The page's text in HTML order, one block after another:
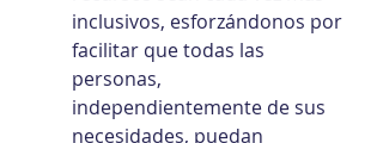
inclusivos, esforzándonos por
facilitar que todas las
personas,
independientemente de sus
necesidades, puedan